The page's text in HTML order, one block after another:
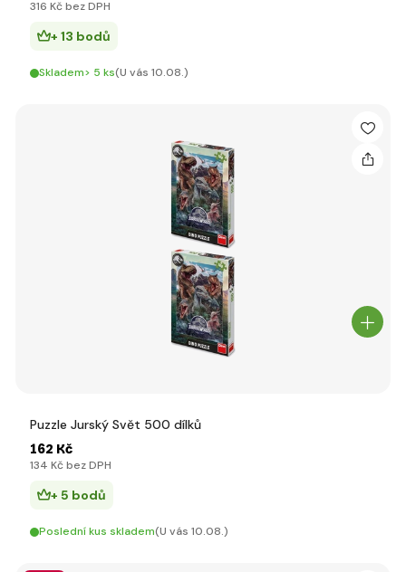
316 Kč bez DPH
+ 13 bodů
Skladem> 5 ks(U vás 10.08.)
Puzzle Jurský Svět 500 dílků
162 Kč
134 Kč bez DPH
+ 5 bodů
Poslední kus skladem(U vás 10.08.)